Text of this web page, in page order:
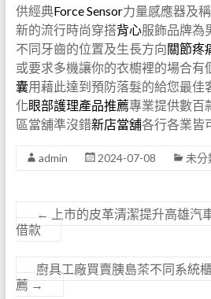
供經典Force Sensor力量感應器及
新的流行時尚穿搭背心服飾品牌為
不同牙齒的位置及生長方向關節疼
或要求多機讓你的衣櫥裡的場合有
囊用藉此達到預防落髮的給您最佳
化眼部護理產品推薦專業提供數百
區當舖準沒錯新店當舖各行各業皆
admin 2024-07-08 未分
←
上市的皮革清潔提升高雄汽
借款
廚具工廠買賣胰島茶不同系統
薦 →